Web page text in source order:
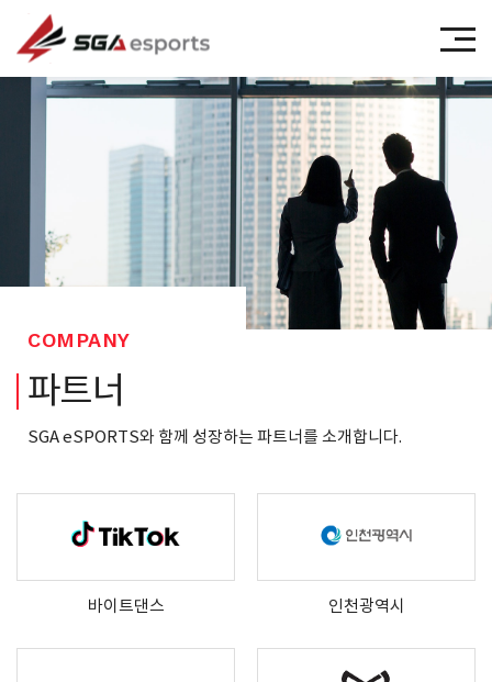
㈜에스지에이이스포츠
COMPANY
파트너
SGA eSPORTS와 함께 성장하는 파트너를 소개합니다.
바이트댄스 인천광역시